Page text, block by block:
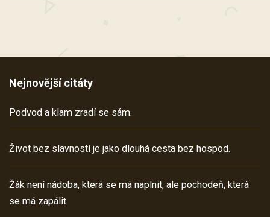
Nejnovější citáty
Podvod a klam zradí se sám.
Život bez slavností je jako dlouhá cesta bez hospod.
Žák není nádoba, která se má naplnit, ale pochodeň, která
se má zapálit.